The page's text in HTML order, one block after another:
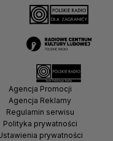
Agencja Promocji
Agencja Reklamy
Regulamin serwisu
Polityka prywatności
prywatności